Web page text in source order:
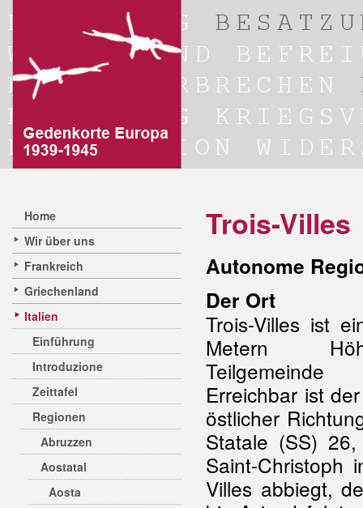
Home
Wir über uns
Frankreich
Griechenland
Italien
Einführung
Introduzione
Zeittafel
Regionen
Abruzzen
Aostatal
Aosta
Trois-Villes
Autonome
Der Ort
Trois-Villes ist
Metern
Erreichbar ist
östlicher
Statale (SS)
Saint-Christoph
Villes abbiegt,